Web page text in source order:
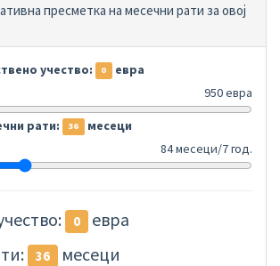
пресметка на месечни рати за овој
учество: 0 евра
950 евра
рати: 36 месеци
84 месеци/7 год.
0
евра
36
месеци